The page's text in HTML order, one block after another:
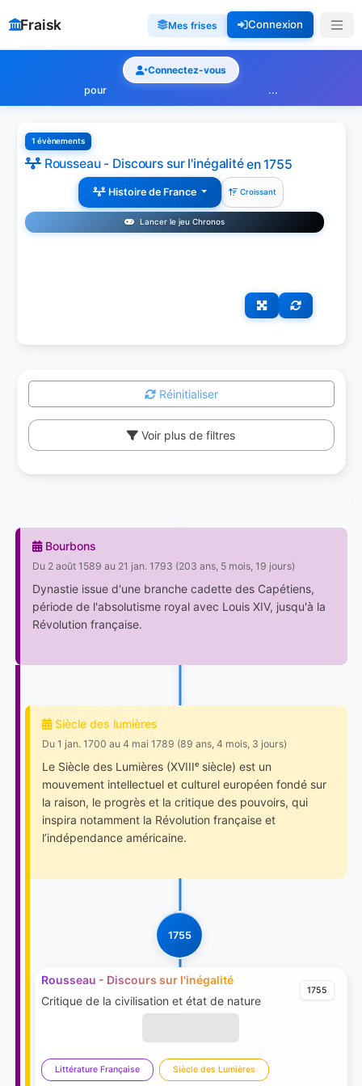
Fraisk Mes frises Connexion
Connectez-vous
pour
...
1 évènements
Rousseau - Discours sur l'inégalitéen 1755
Histoire de France Croissant
Lancer le jeu Chronos
Réinitialiser
Voir plus de filtres
Bourbons
Du 2 août 1589 au 21 jan. 1793 (203 ans, 5 mois, 19 jours)
Dynastie issue d'une branche cadette des Capétiens,
période de l'absolutisme royal avec Louis XIV, jusqu'à la
Révolution française.
Siècle des lumières
Du 1 jan. 1700 au 4 mai 1789 (89 ans, 4 mois, 3 jours)
Le Siècle des Lumières (XVIIIᵉ siècle) est un
mouvement intellectuel et culturel européen fondé sur
la raison, le progrès et la critique des pouvoirs, qui
inspira notamment la Révolution française et
l’indépendance américaine.
1755
1755
Rousseau - Discours sur l'inégalité
Critique de la civilisation et état de nature
Littérature Française Siècle des Lumières